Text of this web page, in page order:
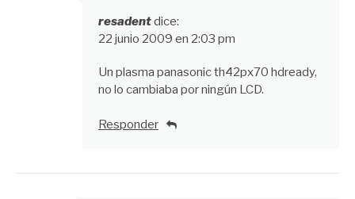
resadentdice:
22 junio 2009 en 2:03 pm
Un plasma panasonic th42px70 hdready,
no lo cambiaba por ningún LCD.
Responder